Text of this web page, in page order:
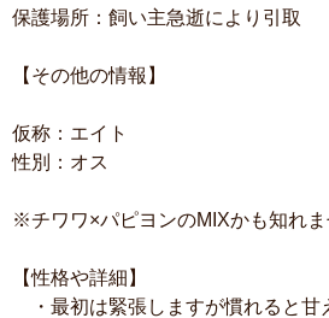
保護場所：飼い主急逝により引取
【その他の情報】
仮称：エイト
性別：オス
※チワワ×パピヨンのMIXかも知れま
【性格や詳細】
・最初は緊張しますが慣れると甘